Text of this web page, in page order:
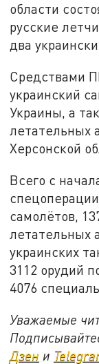
области
русские
два
Средствами
украинский
Украины, а
летательных
Херсонской
Всего с
самолётов,
летательных
украинских
3112 орудий
4076
Уважаемые
Дзен и